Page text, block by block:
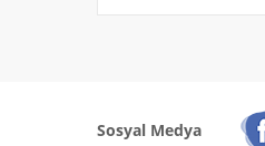
Sosyal Medya